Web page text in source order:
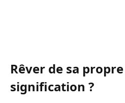
Rêver de sa
signification ?